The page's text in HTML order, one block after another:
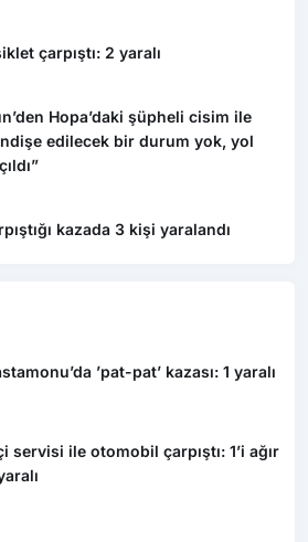
çarpıştı: 2 yaralı
Hopa’daki şüpheli cisim ile
edilecek bir durum yok, yol
kazada 3 kişi yaralandı
’pat-pat’ kazası: 1 yaralı
servisi ile otomobil çarpıştı: 1’i ağır